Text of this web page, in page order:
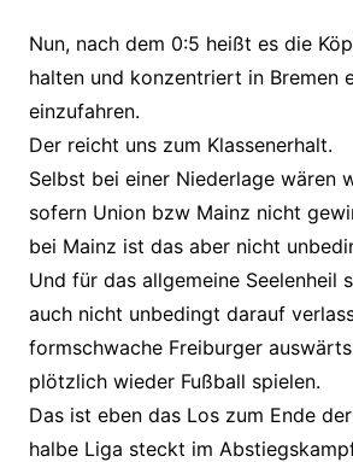
Nun, nach dem 0:5 heißt es die
halten und konzentriert in Bremen
einzufahren.
Der reicht uns zum Klassenerhalt.
Selbst bei einer Niederlage wären
sofern Union bzw Mainz nicht
bei Mainz ist das aber nicht
Und für das allgemeine Seelenheil
auch nicht unbedingt darauf
formschwache Freiburger
plötzlich wieder Fußball spielen.
Das ist eben das Los zum Ende
halbe Liga steckt im